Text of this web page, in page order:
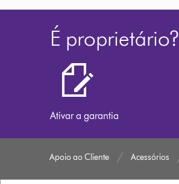
É proprietário?
Ativar a garantia
Apoio ao Cliente Acessórios